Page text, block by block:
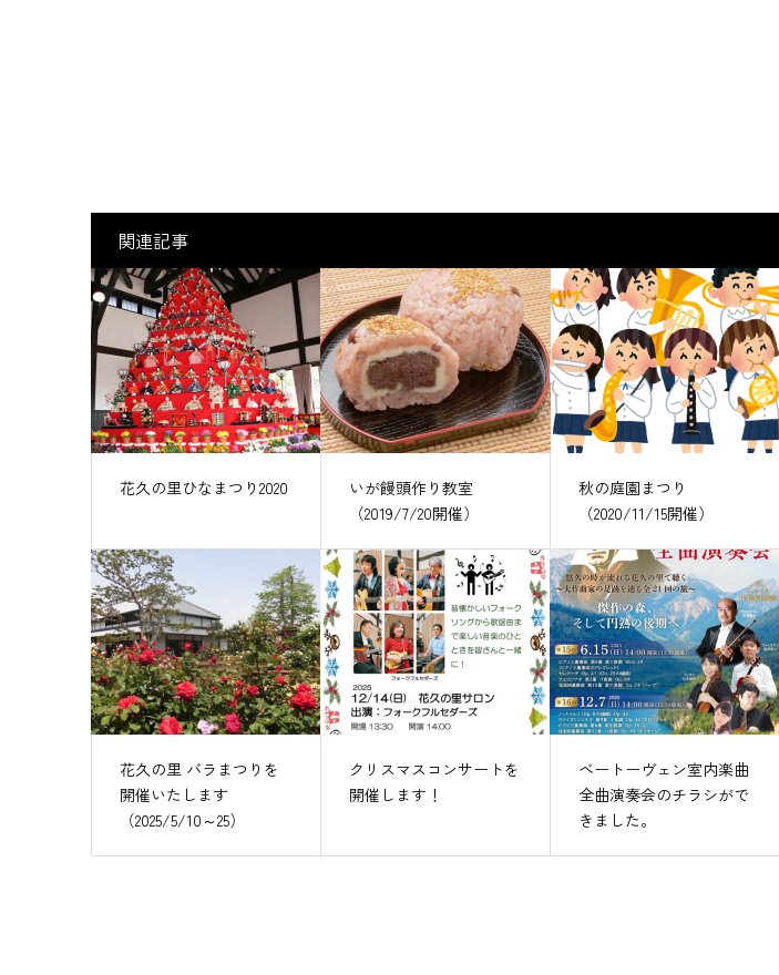
関連記事
花久の里ひなまつり2020
いが饅頭作り教室
（2019/7/20開催）
秋の庭園まつり
（2020/11/15開催）
花久の里 バラまつりを
開催いたします
（2025/5/10～25）
クリスマスコンサートを
開催します！
ベートーヴェン室内楽曲
全曲演奏会のチラシがで
きました。